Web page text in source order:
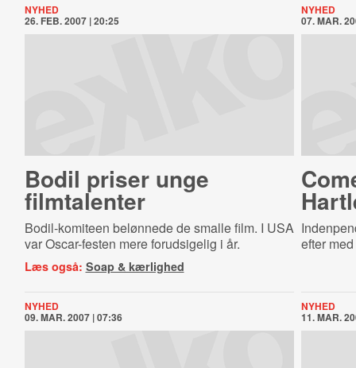
NYHED
26. FEB. 2007 | 20:25
Bodil priser unge
filmtalenter
Bodil-komiteen belønnede de smalle film. I USA
var Oscar-festen mere forudsigelig i år.
Læs også: Soap & kærlighed
NYHED
07. MAR.
efter med
NYHED
09. MAR. 2007 | 07:36
NYHED
11. MAR.